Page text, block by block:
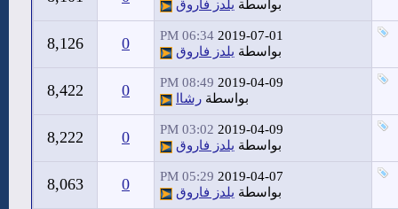
بواسطة يلدز فاروق
2019-07-01
06:34 PM
بواسطة يلدز فاروق 0
8,126
2019-04-09
08:49 PM
بواسطة رشاا 0
8,422
2019-04-09
03:02 PM
بواسطة يلدز فاروق 0
8,222
2019-04-07
05:29 PM
بواسطة يلدز فاروق 0
8,063